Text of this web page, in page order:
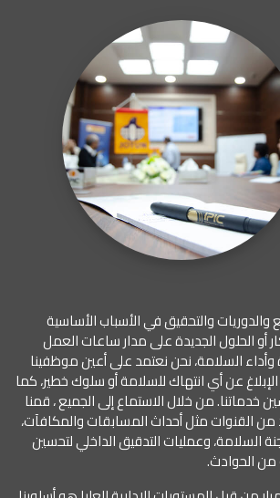
والتحقيق في الأسباب الأساسية
أو الحلول الجديدة على مدار ساعات العمل
السلامة، نحن نعتمد على أعين موظفينا
عن أي انتهاك للسلامة أو سلوك خطير، كما
خدماتنا. من خلال الاستماع إلى الجميع ، قمنا
من القنوات مثل أحداث المسابقات والمكافآت،
السلامة، وعمليات التدقيق الداخلي لتحسين
من الحوادث.